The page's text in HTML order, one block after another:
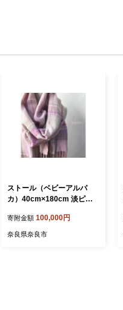
ストール（ベビーアルパ
カ）40cm×180cm 淡ピン
奈良県 奈良市 なら 100-019
寄附金額 100,000円
奈良県奈良市